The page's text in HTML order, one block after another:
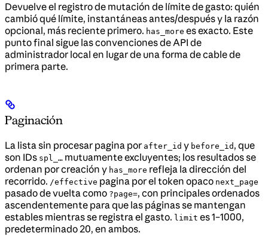
Devuelve el registro de mutación de límite de gasto: quién
cambió qué límite, instantáneas antes/después y la razón
opcional, más reciente primero. has_more es exacto. Este
punto final sigue las convenciones de API de
administrador local en lugar de una forma de cable de
primera parte.
Paginación
La lista sin procesar pagina por after_id y before_id , que
son IDs spl_… mutuamente excluyentes; los resultados se
ordenan por creación y has_more refleja la dirección del
recorrido. /effective pagina por el token opaco next_page
pasado de vuelta como ?page=, con principales ordenados
ascendentemente para que las páginas se mantengan
estables mientras se registra el gasto. limit es 1–1000,
predeterminado 20, en ambos.